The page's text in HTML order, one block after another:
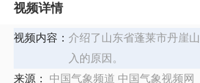
视频详情
视频内容： 介绍了山东省蓬莱市丹崖
入的原因。
来源：
中国气象频道 中国气象视频网